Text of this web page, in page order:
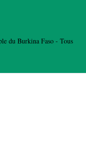
du Burkina Faso - Tous